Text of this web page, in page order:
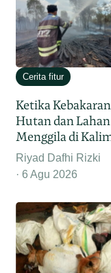
Cerita fitur
Ketika Kebakaran
Hutan dan Lahan
Menggila di
Riyad Dafhi Rizki
6 Agu 2026